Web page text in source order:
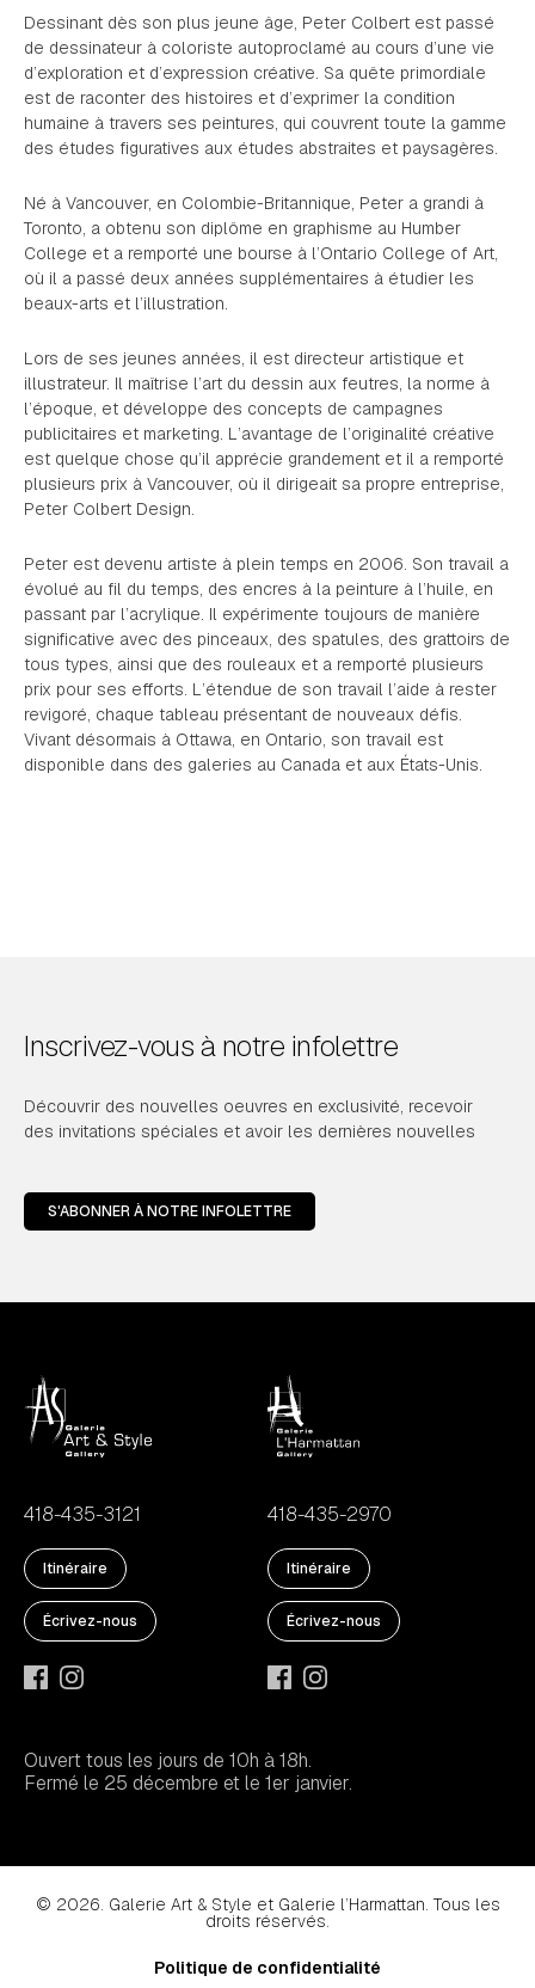
Dessinant dès son plus jeune âge, Peter Colbert est passé
de dessinateur à coloriste autoproclamé au cours d’une vie
d’exploration et d’expression créative. Sa quête primordiale
est de raconter des histoires et d’exprimer la condition
humaine à travers ses peintures, qui couvrent toute la gamme
des études figuratives aux études abstraites et paysagères.
Né à Vancouver, en Colombie-Britannique, Peter a grandi à
Toronto, a obtenu son diplôme en graphisme au Humber
College et a remporté une bourse à l’Ontario College of Art,
où il a passé deux années supplémentaires à étudier les
beaux-arts et l’illustration.
Lors de ses jeunes années, il est directeur artistique et
illustrateur. Il maîtrise l’art du dessin aux feutres, la norme à
l’époque, et développe des concepts de campagnes
publicitaires et marketing. L’avantage de l’originalité créative
est quelque chose qu’il apprécie grandement et il a remporté
plusieurs prix à Vancouver, où il dirigeait sa propre entreprise,
Peter Colbert Design.
Peter est devenu artiste à plein temps en 2006. Son travail a
évolué au fil du temps, des encres à la peinture à l’huile, en
passant par l’acrylique. Il expérimente toujours de manière
significative avec des pinceaux, des spatules, des grattoirs de
tous types, ainsi que des rouleaux et a remporté plusieurs
prix pour ses efforts. L’étendue de son travail l’aide à rester
revigoré, chaque tableau présentant de nouveaux défis.
Vivant désormais à Ottawa, en Ontario, son travail est
disponible dans des galeries au Canada et aux États-Unis.
Inscrivez-vous à notre infolettre
Découvrir des nouvelles oeuvres en exclusivité, recevoir
des invitations spéciales et avoir les dernières nouvelles
S'ABONNER À NOTRE INFOLETTRE
418-435-3121
Itinéraire
Écrivez-nous
418-435-2970
Itinéraire
Écrivez-nous
Ouvert tous les jours de 10h à 18h.
Fermé le 25 décembre et le 1er janvier.
© 2026. Galerie Art & Style et Galerie l’Harmattan. Tous les
droits réservés.
Politique de confidentialité